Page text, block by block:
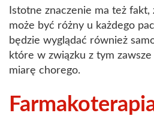
Istotne znaczenie ma też
może być różny u każdego
będzie wyglądać również
które w związku z tym
miarę chorego.